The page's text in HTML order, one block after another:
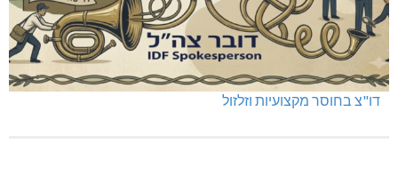
דו"צ בחוסר מקצועיות וזלזול